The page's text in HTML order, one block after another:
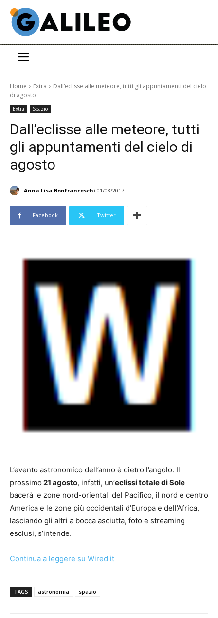
Home Extra
Dall’eclisse alle meteore, tutti gli appuntamenti del cielo
di agosto
Extra Spazio
Dall’eclisse alle meteore, tutti
gli appuntamenti del cielo di
agosto
Anna Lisa Bonfranceschi 01/08/2017
Facebook Twitter
L’evento astronomico dell’anno è dietro l’angolo. Il
prossimo 21 agosto, infatti, un’eclissi totale di Sole
bacerà le zone nord-orientali del Pacifico, il nord e centro
America e le zone più occidentali d’Europa e dell’Africa,
lasciando gli altri a bocca asciutta, foto e streaming
esclusi, s’intende.
Continua a leggere su Wired.it
TAGS astronomia spazio